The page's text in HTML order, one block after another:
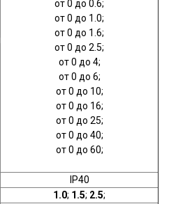
от 0 до 0.6;
от 0 до 1.0;
от 0 до 1.6;
от 0 до 2.5;
от 0 до 4;
от 0 до 6;
от 0 до 10;
от 0 до 16;
от 0 до 25;
от 0 до 40;
от 0 до 60;
IP40
1.0; 1.5; 2.5;